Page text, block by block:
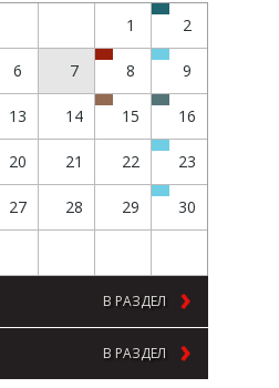
1 2
6 7 8 9
13 14 15 16
20 21 22 23
27 28 29 30
В РАЗДЕЛ
В РАЗДЕЛ